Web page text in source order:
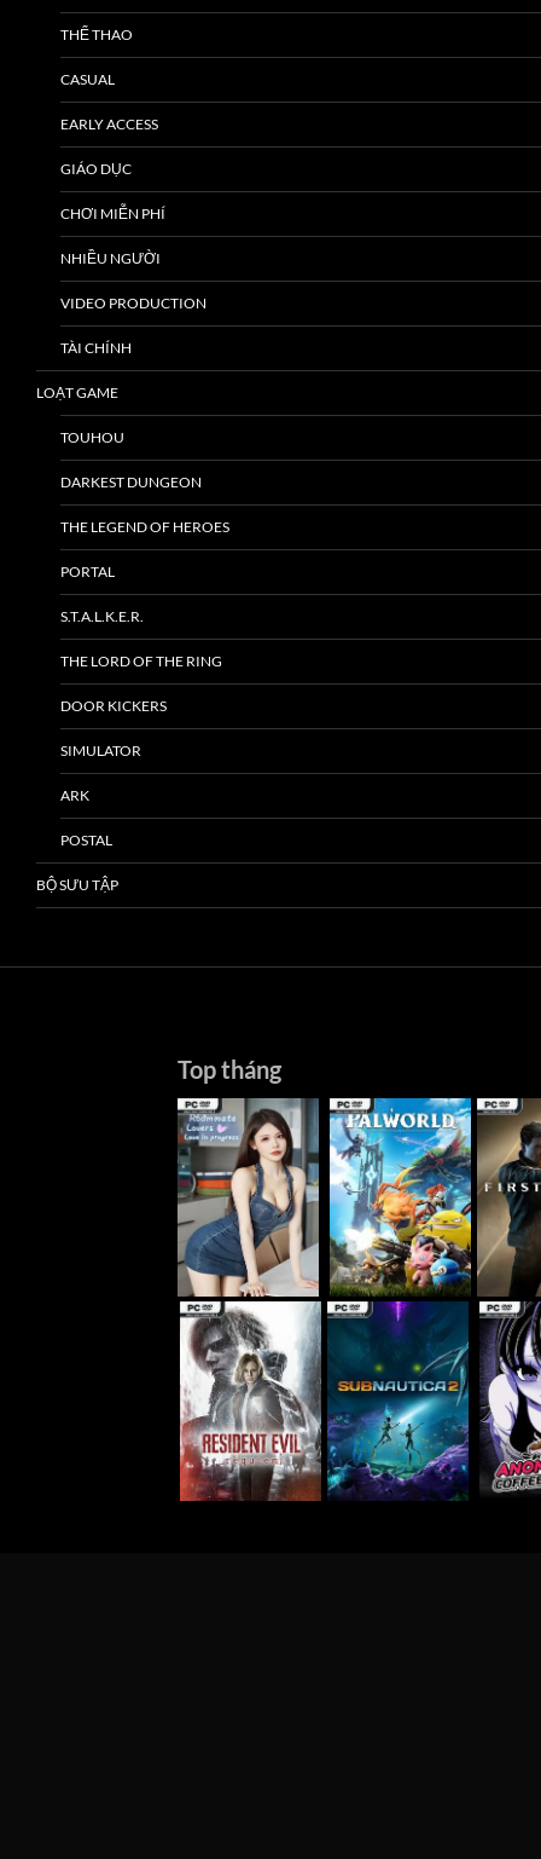
THỂ THAO
CASUAL
EARLY ACCESS
GIÁO DỤC
CHƠI MIỄN PHÍ
NHIỀU NGƯỜI
VIDEO PRODUCTION
TÀI CHÍNH
LOẠT GAME
TOUHOU
DARKEST DUNGEON
THE LEGEND OF HEROES
PORTAL
S.T.A.L.K.E.R.
THE LORD OF THE RING
DOOR KICKERS
SIMULATOR
ARK
POSTAL
BỘ SƯU TẬP
Top tháng